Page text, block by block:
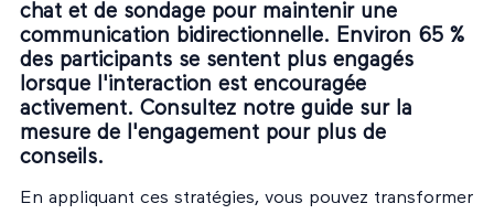
chat et de sondage pour maintenir une
communication bidirectionnelle. Environ 65 %
des participants se sentent plus engagés
lorsque l'interaction est encouragée
activement. Consultez notre guide sur la
mesure de l'engagement pour plus de
conseils.
En appliquant ces stratégies, vous pouvez transformer